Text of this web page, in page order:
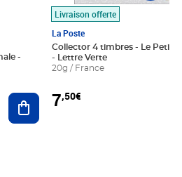
Ajouter au panier
Livraison offerte
La Poste
Collector 4 timbres - Le Petit
- Lettre Verte
20g / France
7,50€